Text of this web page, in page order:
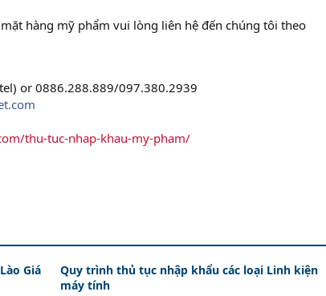
hàng mỹ phẩm vui lòng liên hệ đến chúng tôi theo
or 0886.288.889/097.380.2939
thu-tuc-nhap-khau-my-pham/
Giá
Quy trình thủ tục nhập khẩu các loại Linh kiện
máy tính